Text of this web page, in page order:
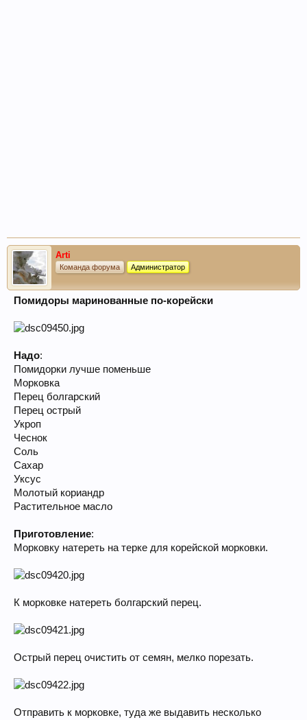
Arti
Команда форума Администратор
Помидоры маринованные по-корейски
Надо:
Помидорки лучше поменьше
Морковка
Перец болгарский
Перец острый
Укроп
Чеснок
Соль
Сахар
Уксус
Молотый кориандр
Растительное масло
Приготовление:
Морковку натереть на терке для корейской морковки.
К морковке натереть болгарский перец.
Острый перец очистить от семян, мелко порезать.
Отправить к морковке, туда же выдавить несколько